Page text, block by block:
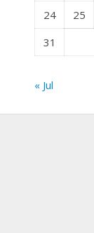
24
25
31
« Jul